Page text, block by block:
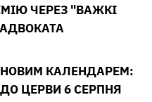
ЧЕРЕЗ "ВАЖКІ
КАЛЕНДАРЕМ:
ЦЕРВИ 6 СЕРПНЯ